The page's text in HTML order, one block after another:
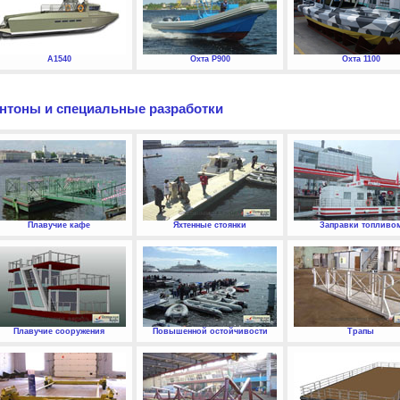
А1540 Охта P900 Охта 1100
и специальные разработки
Плавучие кафе Яхтенные стоянки Заправки
Плавучие сооружения Повышенной остойчивости Трапы